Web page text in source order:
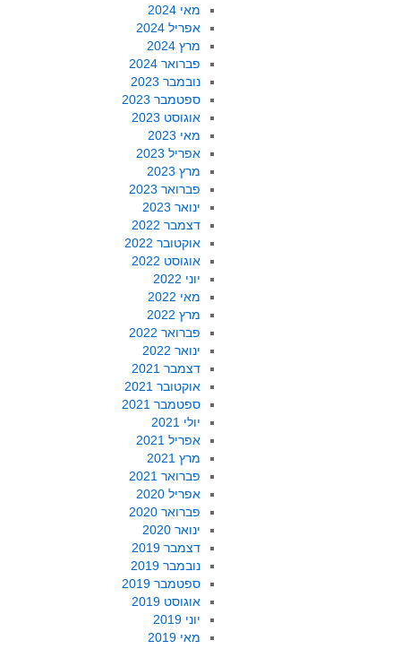
מאי 2024
אפריל 2024
מרץ 2024
פברואר 2024
נובמבר 2023
ספטמבר 2023
אוגוסט 2023
מאי 2023
אפריל 2023
מרץ 2023
פברואר 2023
ינואר 2023
דצמבר 2022
אוקטובר 2022
אוגוסט 2022
יוני 2022
מאי 2022
מרץ 2022
פברואר 2022
ינואר 2022
דצמבר 2021
אוקטובר 2021
ספטמבר 2021
יולי 2021
אפריל 2021
מרץ 2021
פברואר 2021
אפריל 2020
פברואר 2020
ינואר 2020
דצמבר 2019
נובמבר 2019
ספטמבר 2019
אוגוסט 2019
יוני 2019
מאי 2019